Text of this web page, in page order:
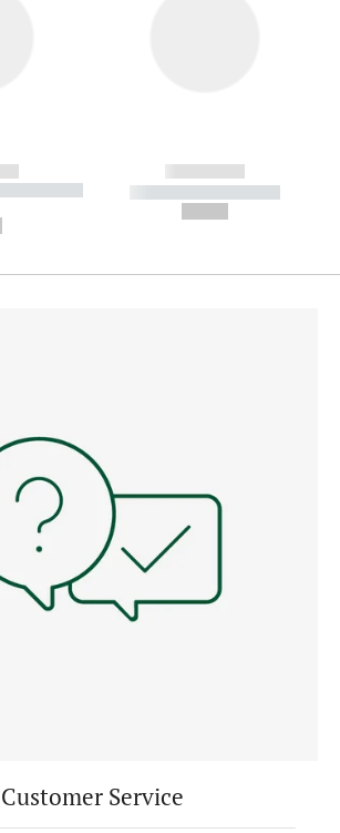
--------
------------
----------- -----------
Customer Service